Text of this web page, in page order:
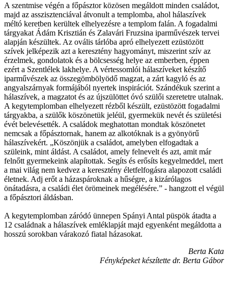
A szentmise végén a főpásztor közösen megáldott minden családot,
majd az asszisztenciával átvonult a templomba, ahol hálaszívek
méltó keretben kerültek elhelyezésre a templom falán. A fogadalmi
tárgyakat Ádám Krisztián és Zalavári Fruzsina iparművészek tervei
alapján készültek. Az ovális tárlóba apró elhelyezett ezüstözött
szívek jelképezik azt a keresztény hagyományt, miszerint szív az
érzelmek, gondolatok és a bölcsesség helye az emberben, éppen
ezért a Szentlélek lakhelye. A vértessomlói hálaszíveket készítő
iparművészek az összegömbölyödő magzat, a zárt kagyló és az
angyalszárnyak formájából nyertek inspirációt. Szándékuk szerint a
hálaszívek, a magzatot és az újszülöttet óvó szülői szeretetre utalnak.
A kegytemplomban elhelyezett rézből készült, ezüstözött fogadalmi
tárgyakba, a szülők köszönetük jeléül, gyermekük nevét és születési
évét belevésették. A családok meghatottan mondtak köszönetet
nemcsak a főpásztornak, hanem az alkotóknak is a gyönyörű
hálaszívekért. „Köszönjük a családot, amelyben elfogadtak a
szüleink, mint áldást. A családot, amely felnevelt és azt, amit már
felnőtt gyermekeink alapítottak. Segíts és erősíts kegyelmeddel, mert
a mai világ nem kedvez a keresztény életfelfogásra alapozott családi
életnek. Adj erőt a házaspároknak a hűségre, a kizárólagos
önátadásra, a családi élet örömeinek megélésére.” - hangzott el végül
a főpásztori áldásban.
A kegytemplomban záródó ünnepen Spányi Antal püspök átadta a
12 családnak a hálaszívek emléklapját majd egyenként megáldotta a
hosszú sorokban várakozó fiatal házasokat.
Berta Kata
Fényképeket készítette dr. Berta Gábor